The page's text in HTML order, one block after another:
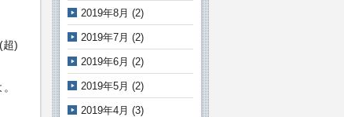
超)
2019年8月 (2)
2019年7月 (2)
2019年6月 (2)
2019年5月 (2)
2019年4月 (3)